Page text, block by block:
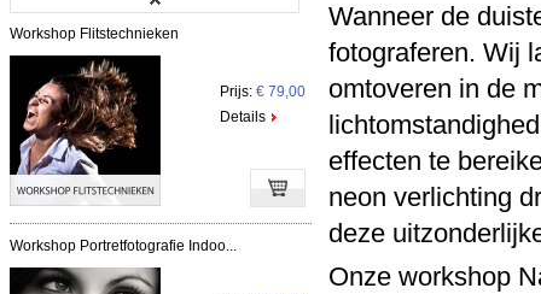
Workshop Flitstechnieken
Prijs: € 79,00
Details
Workshop Portretfotografie Indoo...
Wanneer de
fotograferen. Wij
omtoveren in de
effecten te
neon verlichting
deze
Onze workshop